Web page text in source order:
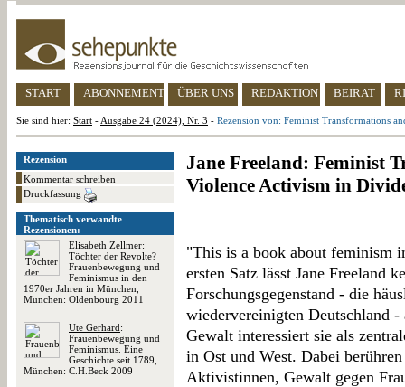
START ABONNEMENT ÜBER UNS REDAKTION BEIRAT
Sie sind hier: Start - Ausgabe 24 (2024), Nr. 3 - Rezension von: Feminist Transformations
Rezension
Kommentar schreiben
Druckfassung
Thematisch verwandte
Rezensionen:
Elisabeth Zellmer:
Töchter der Revolte?
Frauenbewegung und
Feminismus in den
1970er Jahren in München,
München: Oldenbourg 2011
Ute Gerhard:
Frauenbewegung und
Feminismus. Eine
Geschichte seit 1789,
München: C.H.Beck 2009
Jane Freeland: Feminist
Violence Activism in
"This is a book about feminism
ersten Satz lässt Jane Freeland
Forschungsgegenstand - die
wiedervereinigten Deutschland
Gewalt interessiert sie als
in Ost und West. Dabei
Aktivistinnen, Gewalt gegen